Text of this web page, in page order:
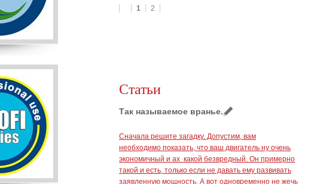
1 2
Статьи
Так называемое вранье.
Сначала решите загадку. Допустим, вам
необходимо показать, что ваш двигатель ну очень
экономичный и ах какой безвредный. Он примерно
такой и есть, только если не давать ему развивать
заявленную мощность. А вот одновременно не жечь